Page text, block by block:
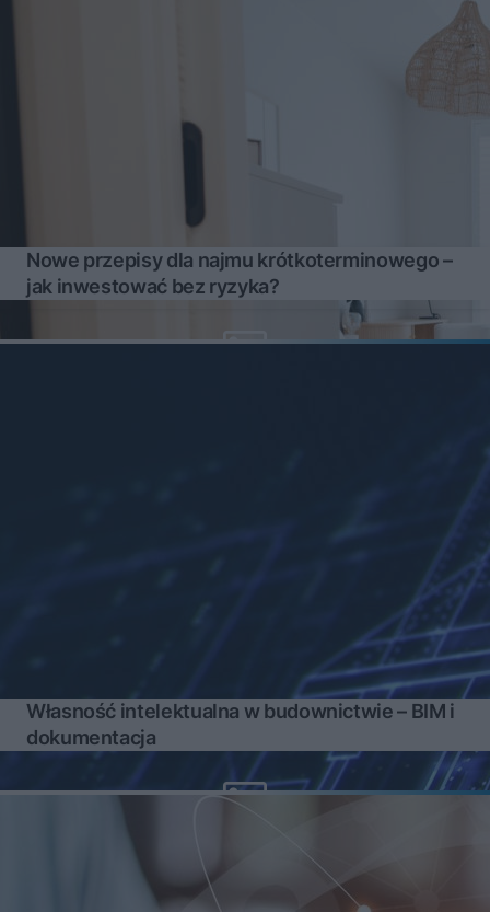
Nowe przepisy dla najmu krótkoterminowego –
jak inwestować bez ryzyka?
Własność intelektualna w budownictwie – BIM i
dokumentacja